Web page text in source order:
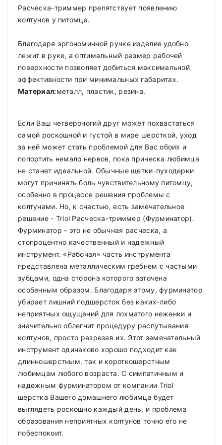
Расческа-триммер препятствует появлению
колтунов у питомца.
Благодаря эргономичной ручке изделие удобно
лежит в руке, а оптимальный размер рабочей
поверхности позволяет добиться максимальной
эффективности при минимальных габаритах.
Материал:металл, пластик, резина.
Если Ваш четвероногий друг может похвастаться
самой роскошной и густой в мире шерсткой, уход
за ней может стать проблемой для Вас обоих и
попортить немало нервов, пока прическа любимца
не станет идеальной. Обычные щетки-пуходерки
могут причинять боль чувствительному питомцу,
особенно в процессе решения проблемы с
колтунами. Но, к счастью, есть замечательное
решение - Triol Расческа-триммер (Фурминатор).
Фурминатор - это не обычная расческа, а
стопроцентно качественный и надежный
инструмент. «Рабочая» часть инструмента
представлена металлическим гребнем с частыми
зубцами, одна сторона которого заточена
особенным образом. Благодаря этому, фурминатор
убирает лишний подшерсток без каких-либо
неприятных ощущений для лохматого неженки и
значительно облегчит процедуру распутывания
колтунов, просто разрезав их. Этот замечательный
инструмент одинаково хорошо подходит как
длинношерстным, так и короткошерстным
любимцам любого возраста. С симпатичным и
надежным фурминатором от компании Triol
шерстка Вашего домашнего любимца будет
выглядеть роскошно каждый день, и проблема
образования неприятных колтунов точно его не
побеспокоит.